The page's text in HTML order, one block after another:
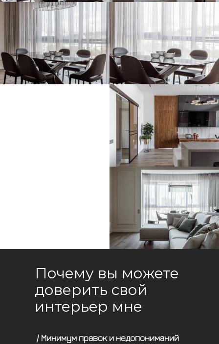
Почему вы можете
доверить свой
интерьер мне
/ Минимум правок и недопониманий